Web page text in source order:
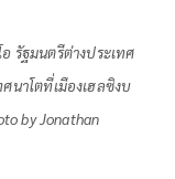
อ รัฐมนตรีต่างประเทศ
นาโตที่เมืองเฮลซิงบ
by Jonathan